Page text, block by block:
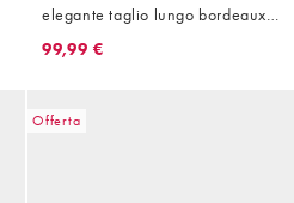
elegante taglio lungo bordeaux
a quadri
99,99 €
Offerta